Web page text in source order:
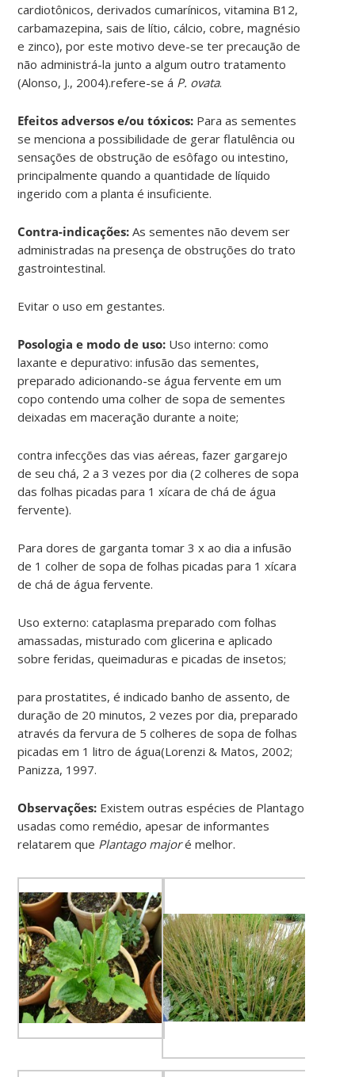
cardiotônicos, derivados cumarínicos, vitamina B12,
carbamazepina, sais de lítio, cálcio, cobre, magnésio
e zinco), por este motivo deve-se ter precaução de
não administrá-la junto a algum outro tratamento
(Alonso, J., 2004).refere-se á P. ovata.
Efeitos adversos e/ou tóxicos: Para as sementes
se menciona a possibilidade de gerar flatulência ou
sensações de obstrução de esôfago ou intestino,
principalmente quando a quantidade de líquido
ingerido com a planta é insuficiente.
Contra-indicações:As sementes não devem ser
administradas na presença de obstruções do trato
gastrointestinal.
Evitar o uso em gestantes.
Posologia e modo de uso: Uso interno: como
laxante e depurativo: infusão das sementes,
preparado adicionando-se água fervente em um
copo contendo uma colher de sopa de sementes
deixadas em maceração durante a noite;
contra infecções das vias aéreas, fazer gargarejo
de seu chá, 2 a 3 vezes por dia (2 colheres de sopa
das folhas picadas para 1 xícara de chá de água
fervente).
Para dores de garganta tomar 3 x ao dia a infusão
de 1 colher de sopa de folhas picadas para 1 xícara
de chá de água fervente.
Uso externo: cataplasma preparado com folhas
amassadas, misturado com glicerina e aplicado
sobre feridas, queimaduras e picadas de insetos;
para prostatites, é indicado banho de assento, de
duração de 20 minutos, 2 vezes por dia, preparado
através da fervura de 5 colheres de sopa de folhas
picadas em 1 litro de água(Lorenzi & Matos, 2002;
Panizza, 1997.
Observações: Existem outras espécies de Plantago
usadas como remédio, apesar de informantes
relatarem que Plantago majoré melhor.